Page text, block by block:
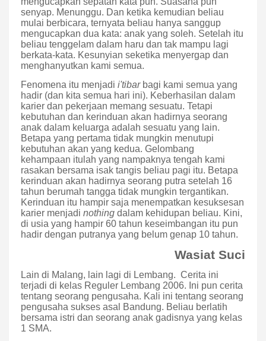
senyap. Menunggu. Dan ketika kemudian beliau
mulai berbicara, ternyata beliau hanya sanggup
mengucapkan dua kata: anak yang soleh. Setelah itu
beliau tenggelam dalam haru dan tak mampu lagi
berkata-kata. Kesunyian seketika menyergap dan
menghanyutkan kami semua.
Fenomena itu menjadi i'tibarbagi kami semua yang
hadir (dan kita semua hari ini). Keberhasilan dalam
karier dan pekerjaan memang sesuatu. Tetapi
kebutuhan dan kerinduan akan hadirnya seorang
anak dalam keluarga adalah sesuatu yang lain.
Betapa yang pertama tidak mungkin menutupi
kebutuhan akan yang kedua. Gelombang
kehampaan itulah yang nampaknya tengah kami
rasakan bersama isak tangis beliau pagi itu. Betapa
kerinduan akan hadirnya seorang putra setelah 16
tahun berumah tangga tidak mungkin tergantikan.
Kerinduan itu hampir saja menempatkan kesuksesan
karier menjadi nothing dalam kehidupan beliau. Kini,
di usia yang hampir 60 tahun keseimbangan itu pun
hadir dengan putranya yang belum genap 10 tahun.
Wasiat Suci
Lain di Malang, lain lagi di Lembang. Cerita ini
terjadi di kelas Reguler Lembang 2006. Ini pun cerita
tentang seorang pengusaha. Kali ini tentang seorang
pengusaha sukses asal Bandung. Beliau berlatih
bersama istri dan seorang anak gadisnya yang kelas
1 SMA.